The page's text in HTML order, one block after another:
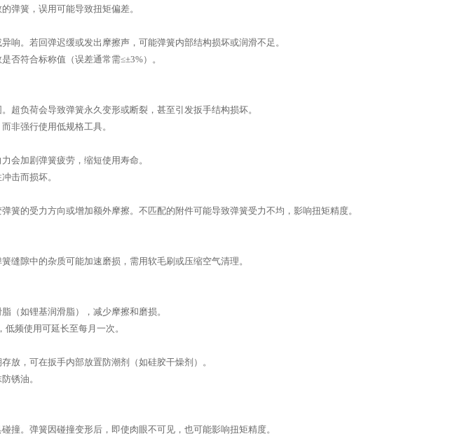
弹簧，误用可能导致扭矩偏差。
响。若回弹迟缓或发出摩擦声，可能弹簧内部结构损坏或润滑不足。
否符合标称值（误差通常需≤±3%）。
超负荷会导致弹簧永久变形或断裂，甚至引发扳手结构损坏。
非强行使用低规格工具。
会加剧弹簧疲劳，缩短使用寿命。
击而损坏。
簧的受力方向或增加额外摩擦。不匹配的附件可能导致弹簧受力不均，影响扭矩精度。
缝隙中的杂质可能加速磨损，需用软毛刷或压缩空气清理。
（如锂基润滑脂），减少摩擦和磨损。
频使用可延长至每月一次。
放，可在扳手内部放置防潮剂（如硅胶干燥剂）。
锈油。
撞。弹簧因碰撞变形后，即使肉眼不可见，也可能影响扭矩精度。